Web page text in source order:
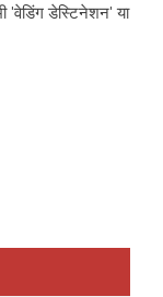
'वेडिंग डेस्टिनेशन' या